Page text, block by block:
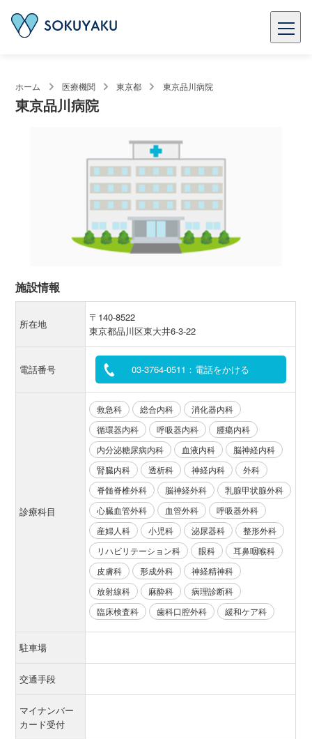
ホーム 医療機関 東京都 東京品川病院
東京品川病院
施設情報
所在地
〒140-8522
東京都品川区東大井6-3-22
電話番号 03-3764-0511：電話をかける
診療科目
救急科 総合内科
消化器内科
循環器内科
呼吸器内科
腫瘍内科
内分泌糖尿病内科
血液内科
脳神経内科
腎臓内科
透析科 神経内科
外科
脊髄脊椎外科
脳神経外科
乳腺甲状腺外科
心臓血管外科
血管外科
呼吸器外科
産婦人科
小児科 泌尿器科
整形外科
リハビリテーション科
眼科
耳鼻咽喉科
皮膚科
形成外科
神経精神科
放射線科
麻酔科
病理診断科
臨床検査科
歯科口腔外科 緩和ケア科
駐車場
交通手段
マイナンバー
カード受付